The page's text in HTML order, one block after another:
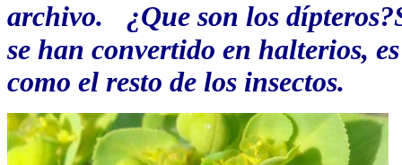
archivo.
¿Que son los dípteros?
se han convertido en halterios,
como el resto de los insectos.